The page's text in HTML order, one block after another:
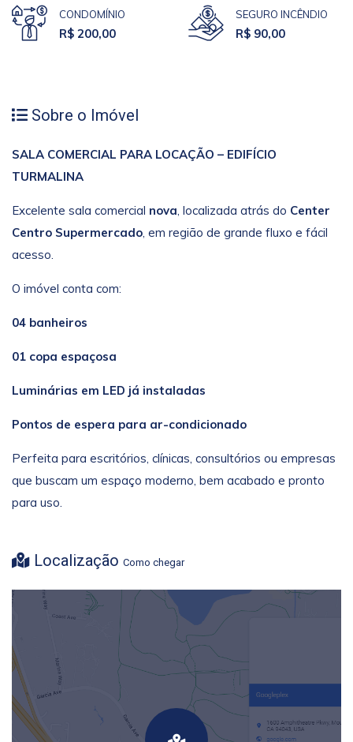
CONDOMÍNIO
R$ 200,00
SEGURO INCÊNDIO
R$ 90,00
Sobre o Imóvel
SALA COMERCIAL PARA LOCAÇÃO – EDIFÍCIO
TURMALINA
Excelente sala comercial nova, localizada atrás do Center
Centro Supermercado, em região de grande fluxo e fácil
acesso.
O imóvel conta com:
04 banheiros
01 copa espaçosa
Luminárias em LED já instaladas
Pontos de espera para ar-condicionado
Perfeita para escritórios, clínicas, consultórios ou empresas
que buscam um espaço moderno, bem acabado e pronto
para uso.
Localização Como chegar